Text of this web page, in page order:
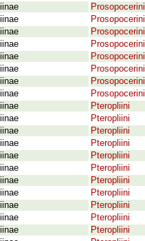
Prosopocerini
Prosopocerini
Prosopocerini
Prosopocerini
Prosopocerini
Prosopocerini
Prosopocerini
Prosopocerini
Pteropliini
Pteropliini
Pteropliini
Pteropliini
Pteropliini
Pteropliini
Pteropliini
Pteropliini
Pteropliini
Pteropliini
Pteropliini